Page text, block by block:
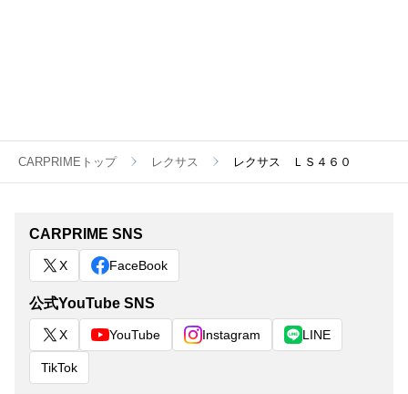
CARPRIMEトップ レクサス レクサス ＬＳ４６０
CARPRIME SNS
X FaceBook
公式YouTube SNS
X YouTube Instagram LINE
TikTok